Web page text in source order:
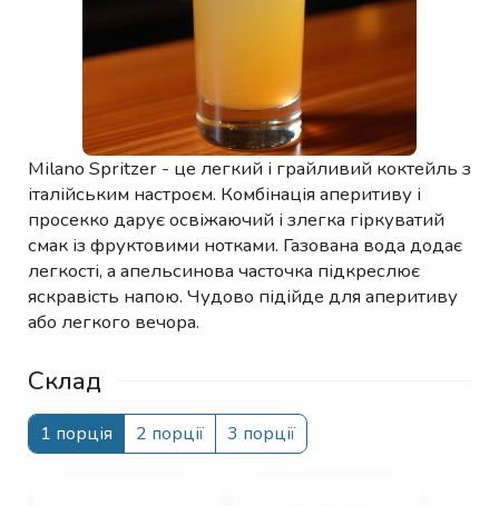
Milano Spritzer - це легкий і грайливий коктейль з
італійським настроєм. Комбінація аперитиву і
просекко дарує освіжаючий і злегка гіркуватий
смак із фруктовими нотками. Газована вода додає
легкості, а апельсинова часточка підкреслює
яскравість напою. Чудово підійде для аперитиву
або легкого вечора.
Склад
1 порція 2 порції 3 порції